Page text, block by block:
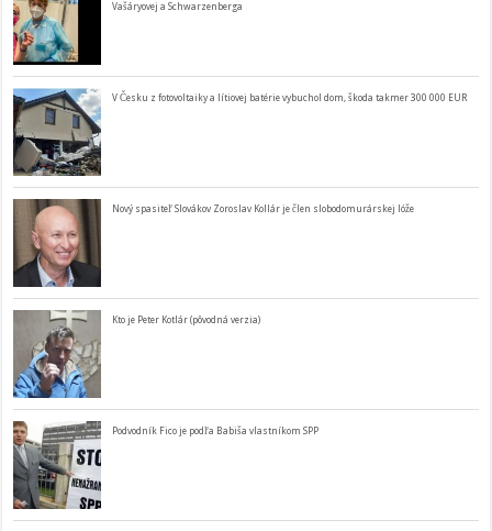
Vašáryovej a Schwarzenberga
V Česku z fotovoltaiky a lítiovej batérie vybuchol dom, škoda takmer 300 000 EUR
Nový spasiteľ Slovákov Zoroslav Kollár je člen slobodomurárskej lóže
Kto je Peter Kotlár (pôvodná verzia)
Podvodník Fico je podľa Babiša vlastníkom SPP